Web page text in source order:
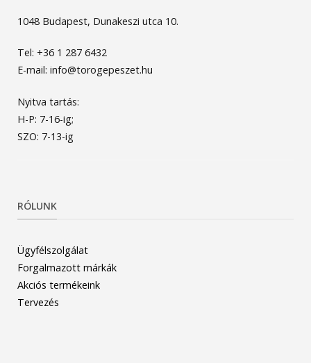
1048 Budapest, Dunakeszi utca 10.
Tel: +36 1 287 6432
E-mail: info@torogepeszet.hu
Nyitva tartás:
H-P: 7-16-ig;
SZO: 7-13-ig
RÓLUNK
Ügyfélszolgálat
Forgalmazott márkák
Akciós termékeink
Tervezés